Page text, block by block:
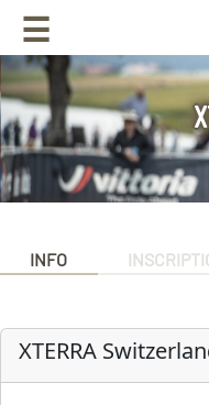
☰
INFO
XTERRA